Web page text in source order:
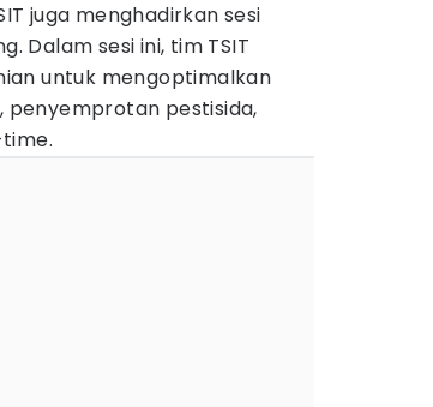
juga menghadirkan sesi
Dalam sesi ini, tim TSIT
untuk mengoptimalkan
penyemprotan pestisida,